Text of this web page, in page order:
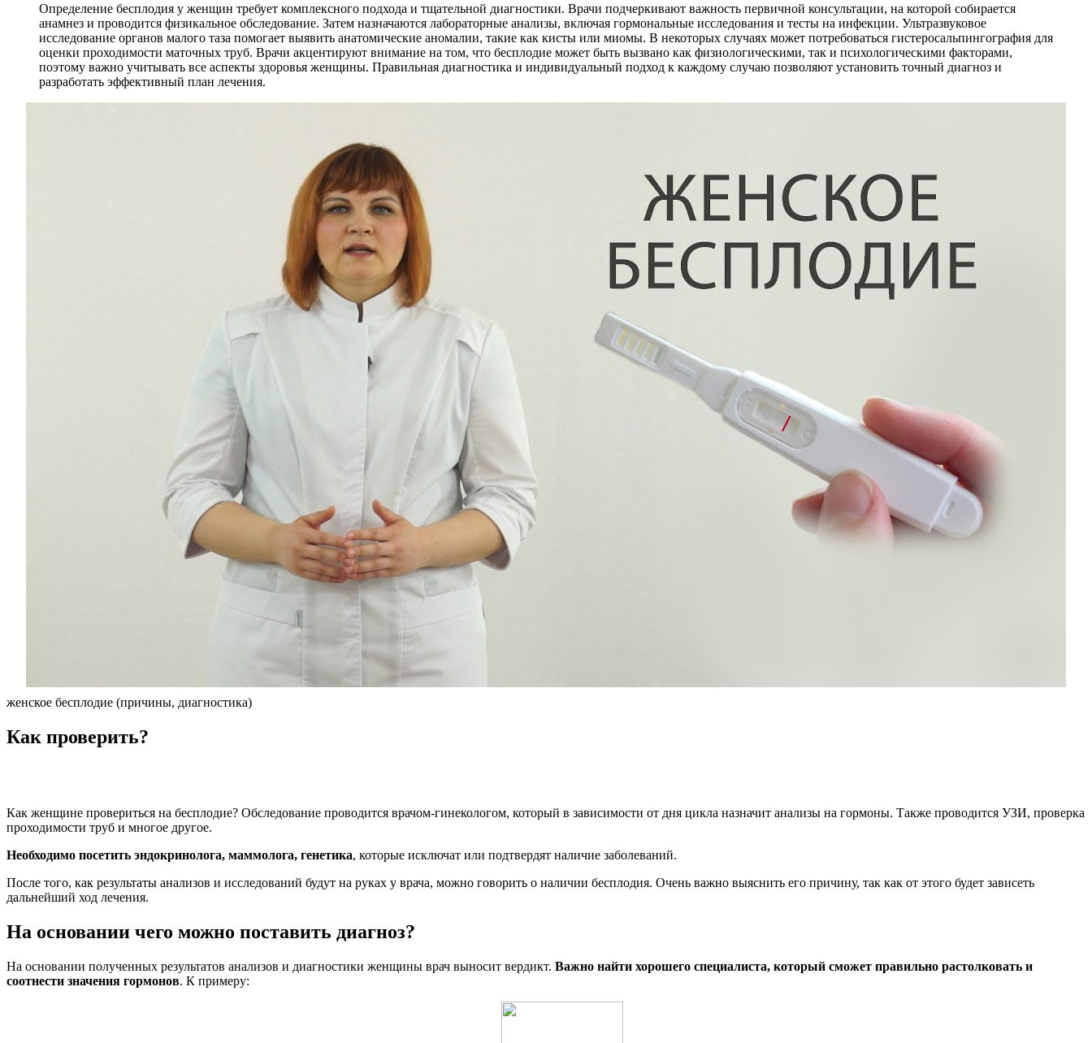
Определение бесплодия у женщин требует комплексного подхода и тщательной диагностики. Врачи подчеркивают важность первичной консультации, на которой собирается
анамнез и проводится физикальное обследование. Затем назначаются лабораторные анализы, включая гормональные исследования и тесты на инфекции. Ультразвуковое
исследование органов малого таза помогает выявить анатомические аномалии, такие как кисты или миомы. В некоторых случаях может потребоваться гистеросальпингография для
оценки проходимости маточных труб. Врачи акцентируют внимание на том, что бесплодие может быть вызвано как физиологическими, так и психологическими факторами,
поэтому важно учитывать все аспекты здоровья женщины. Правильная диагностика и индивидуальный подход к каждому случаю позволяют установить точный диагноз и
разработать эффективный план лечения.
женское бесплодие (причины, диагностика)
Как проверить?
Как женщине провериться на бесплодие? Обследование проводится врачом-гинекологом, который в зависимости от дня цикла назначит анализы на гормоны. Также проводится УЗИ, проверка
проходимости труб и многое другое.
Необходимо посетить эндокринолога, маммолога, генетика, которые исключат или подтвердят наличие заболеваний.
После того, как результаты анализов и исследований будут на руках у врача, можно говорить о наличии бесплодия. Очень важно выяснить его причину, так как от этого будет зависеть
дальнейший ход лечения.
На основании чего можно поставить диагноз?
На основании полученных результатов анализов и диагностики женщины врач выносит вердикт. Важно найти хорошего специалиста, который сможет правильно растолковать и
соотнести значения гормонов. К примеру: